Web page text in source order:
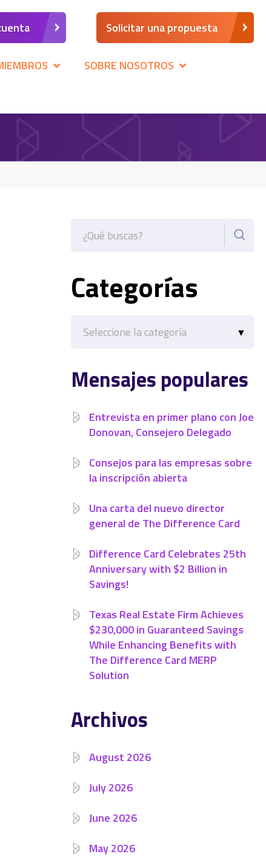
Solicitar una propuesta
SOBRE NOSOTROS
Categorías
Mensajes populares
Entrevista en primer plano con Joe
Donovan, Consejero Delegado
Consejos para las empresas sobre
la inscripción abierta
Una carta del nuevo director
general de The Difference Card
Difference Card Celebrates 25th
Anniversary with $2 Billion in
Savings!
Texas Real Estate Firm Achieves
$230,000 in Guaranteed Savings
While Enhancing Benefits with
The Difference Card MERP
Solution
Archivos
August 2026
July 2026
June 2026
May 2026